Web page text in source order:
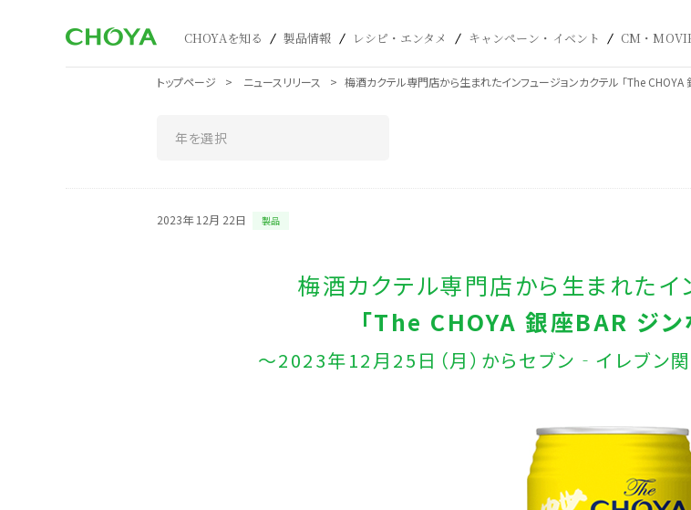
CHOYAを知る 製品情報 レシピ・エンタメ キャンペーン・イベント CM・
トップページ ニュースリリース 梅酒カクテル専門店から生まれたインフュージョンカクテル 「The
2023年 12月 22日 製品
梅酒カクテル専門店から生まれたイ
「The CHOYA 銀座BAR ジン
～2023年12月25日（月）からセブン‐イレブン